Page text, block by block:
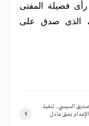
رأى فضيلة المفتى
الذى صدق على
السيسي.. تنفيذ
بحق عادل